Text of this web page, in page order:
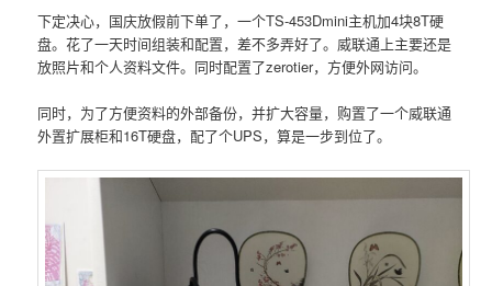
下定决心，国庆放假前下单了，一个TS-453Dmini主机加4块8T硬
盘。花了一天时间组装和配置，差不多弄好了。威联通上主要还是
放照片和个人资料文件。同时配置了zerotier，方便外网访问。
同时，为了方便资料的外部备份，并扩大容量，购置了一个威联通
外置扩展柜和16T硬盘，配了个UPS，算是一步到位了。